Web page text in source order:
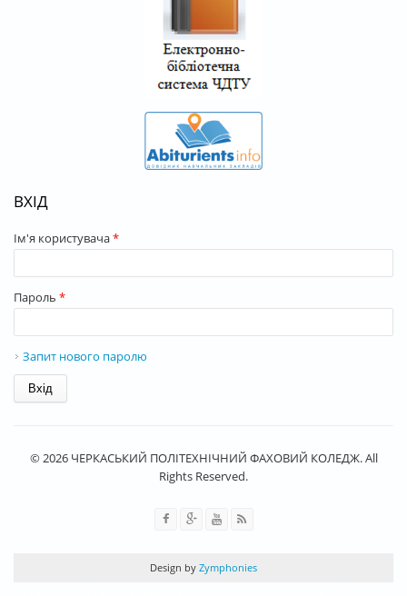
ВХІД
Ім'я користувача*
Пароль *
Запит нового паролю
© 2026 ЧЕРКАСЬКИЙ ПОЛІТЕХНІЧНИЙ ФАХОВИЙ КОЛЕДЖ. All
Rights Reserved.
Design by Zymphonies